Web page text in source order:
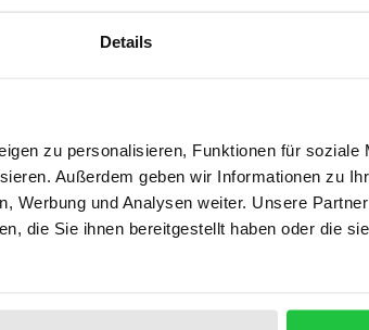
Details
zu personalisieren, Funktionen für soziale
Außerdem geben wir Informationen zu
Werbung und Analysen weiter. Unsere
die Sie ihnen bereitgestellt haben oder die